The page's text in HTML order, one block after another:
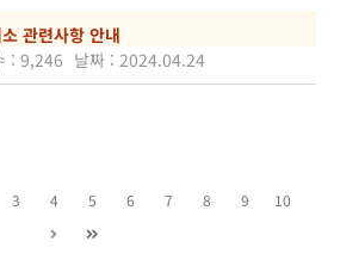
관련사항 안내
: 9,246 날짜 : 2024.04.24
3 4 5 6 7 8 9 10